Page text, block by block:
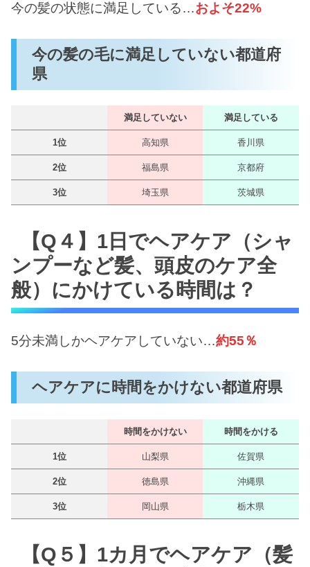
今の髪の状態に満足している…およそ22%
今の髪の毛に満足していない都道府
県
満足していない 満足している
1位 高知県 香川県
2位 福島県 京都府
3位 埼玉県 茨城県
【Q４】1日でヘアケア（シャ
ンプーなど髪、頭皮のケア全
般）にかけている時間は？
5分未満しかヘアケアしていない…約55％
ヘアケアに時間をかけない都道府県
時間をかけない 時間をかける
1位 山梨県 佐賀県
2位 徳島県 沖縄県
3位 岡山県 栃木県
【Q５】1カ月でヘアケア（髪